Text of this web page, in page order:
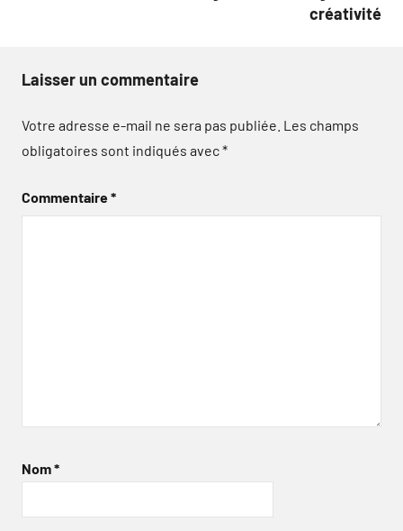
créativité
Laisser un commentaire
Votre adresse e-mail ne sera pas publiée. Les champs
obligatoires sont indiqués avec*
Commentaire*
Nom*